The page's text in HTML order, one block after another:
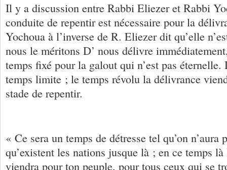
Il y a discussion entre Rabbi Eliezer et Rabbi
conduite de repentir est nécessaire pour la
Yochoua à l’inverse de R. Eliezer dit qu’elle
nous le méritons D’ nous délivre
temps fixé pour la galout qui n’est pas éternelle.
temps limite ; le temps révolu la délivrance
stade de repentir.
« Ce sera un temps de détresse tel qu’on n’aura
qu’existent les nations jusque là ; en ce temps
viendra pour ton peuple, pour tous ceux qui se